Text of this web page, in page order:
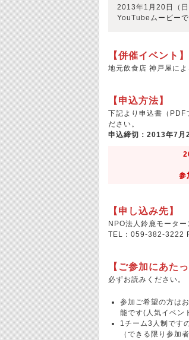
2013年1月20日（
YouTubeムービー
【併催イベント】
地元飲食店 神戸屋に
【申込方法】
下記より申込書（PDF
ださい。
申込締切：2013年7月
参
【申し込み先】
NPO法人鈴鹿モータ
TEL：059-382-3222
【ご参加にあた
必ずお読みください。
参加ご希望の方は
能です(人気イベン
1チーム3人制です
（できる限り参加